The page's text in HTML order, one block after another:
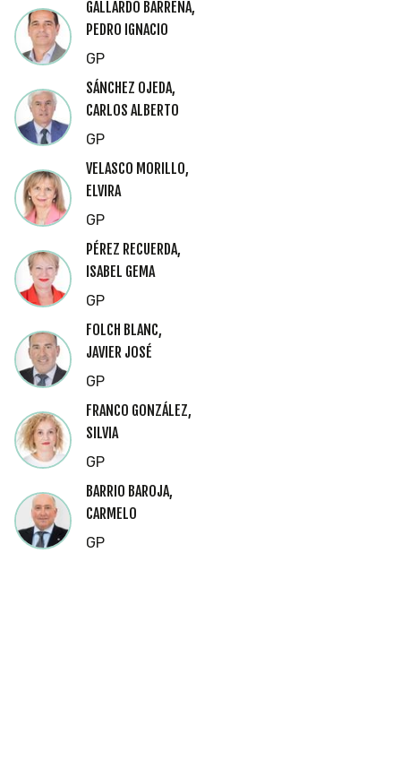
GALLARDO BARRENA,
PEDRO IGNACIO
GP
SÁNCHEZ OJEDA,
CARLOS ALBERTO
GP
VELASCO MORILLO,
ELVIRA
GP
PÉREZ RECUERDA,
ISABEL GEMA
GP
FOLCH BLANC,
JAVIER JOSÉ
GP
FRANCO GONZÁLEZ,
SILVIA
GP
BARRIO BAROJA,
CARMELO
GP